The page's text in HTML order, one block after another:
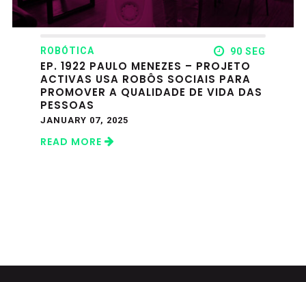
ROBÓTICA 90 SEG
EP. 1922 PAULO MENEZES – PROJETO
ACTIVAS USA ROBÔS SOCIAIS PARA
PROMOVER A QUALIDADE DE VIDA DAS
PESSOAS
JANUARY 07, 2025
READ MORE